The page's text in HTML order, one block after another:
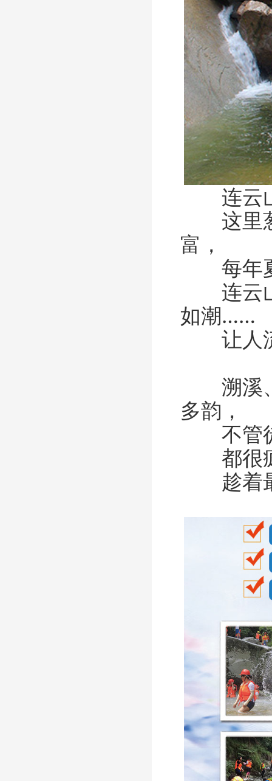
连云山
这里葱
富，
每年夏
连云山
如潮……
让人
溯溪、
多韵，
不管徒
都很疯
趁着最